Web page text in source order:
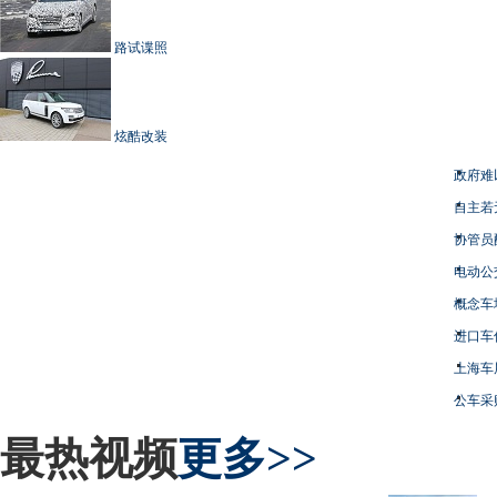
路试谍照
炫酷改装
政府难
自主
协管员
电动
概念车
进口车
上海
公车采
最热视频更多>>